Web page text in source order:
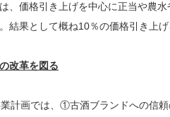
、価格引き上げを中心に正当や農
結果として概ね10％の価格引き上げ
改革を図る
計画では、①古酒ブランドへの信